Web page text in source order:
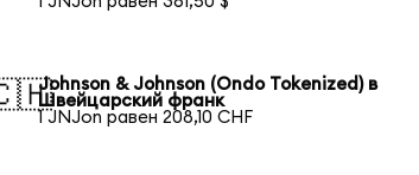
Johnson & Johnson (Ondo Tokenized) в
Швейцарский франк
1 JNJon равен 208,10 CHF